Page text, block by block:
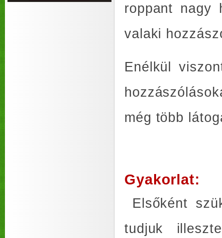
roppant nagy
valaki
Enélkül
még több
Gyakorlat:
Elsőként
tudjuk